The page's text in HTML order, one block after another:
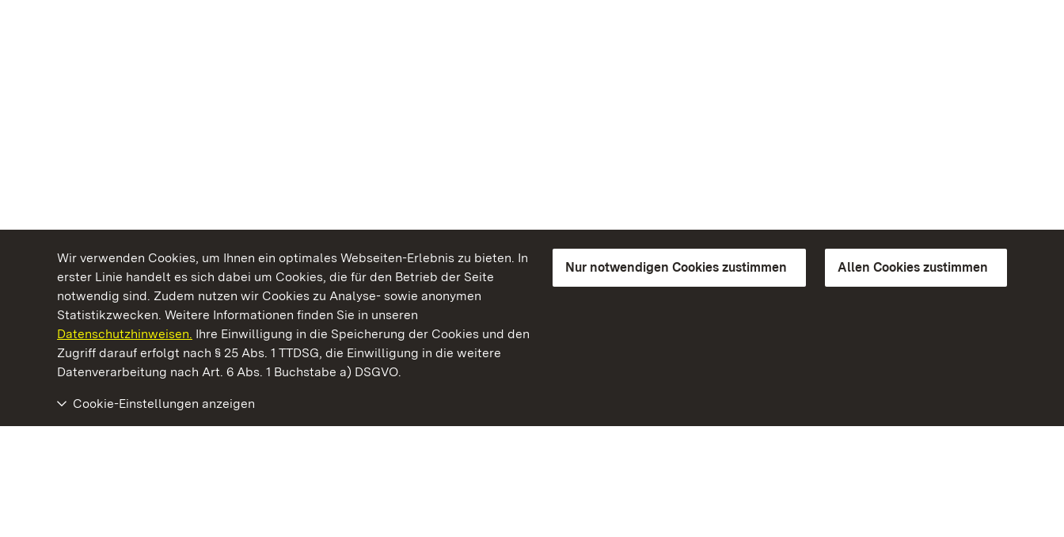
Wir verwenden Cookies, um Ihnen ein optimales Webseiten-Erlebnis zu bieten. In
erster Linie handelt es sich dabei um Cookies, die für den Betrieb der Seite
notwendig sind. Zudem nutzen wir Cookies zu Analyse- sowie anonymen
Statistikzwecken. Weitere Informationen finden Sie in unseren
Datenschutzhinweisen. Ihre Einwilligung in die Speicherung der Cookies und den
Zugriff darauf erfolgt nach § 25 Abs. 1 TTDSG, die Einwilligung in die weitere
Datenverarbeitung nach Art. 6 Abs. 1 Buchstabe a) DSGVO.
Nur notwendigen Cookies zustimmen Allen Cookies zustimmen
Cookie-Einstellungen anzeigen
Kommen. Staunen. Genießen.